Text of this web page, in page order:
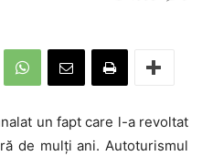
un fapt care l-a revoltat
de mulți ani. Autoturismul